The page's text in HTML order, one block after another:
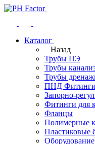
Каталог
Назад
Трубы ПЭ
Трубы
Трубы
ПНД Фитинги
Запорно-
Фитинги для
Фланцы
Полимерные
Пластиковые